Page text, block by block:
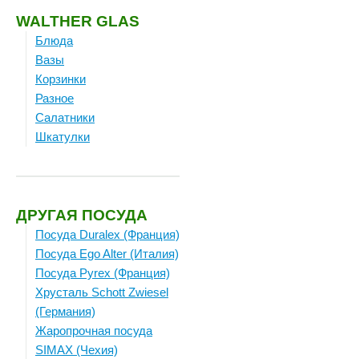
WALTHER GLAS
Блюда
Вазы
Корзинки
Разное
Салатники
Шкатулки
ДРУГАЯ ПОСУДА
Посуда Duralex (Франция)
Посуда Ego Alter (Италия)
Посуда Pyrex (Франция)
Хрусталь Schott Zwiesel
(Германия)
Жаропрочная посуда
SIMAX (Чехия)